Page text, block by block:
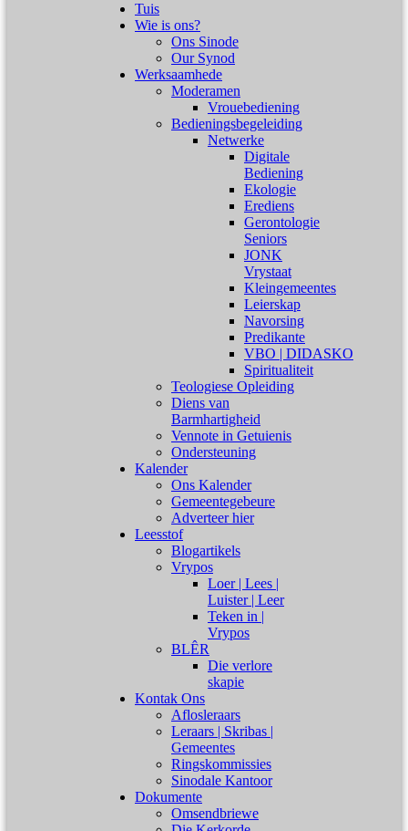
Tuis
Wie is ons?
Ons Sinode
Our Synod
Werksaamhede
Moderamen
Vrouebediening
Bedieningsbegeleiding
Netwerke
Digitale
Bediening
Ekologie
Erediens
Gerontologie
Seniors
JONK
Vrystaat
Kleingemeentes
Leierskap
Navorsing
Predikante
VBO | DIDASKO
Spiritualiteit
Teologiese Opleiding
Diens van
Barmhartigheid
Vennote in Getuienis
Ondersteuning
Kalender
Ons Kalender
Gemeentegebeure
Adverteer hier
Leesstof
Blogartikels
Vrypos
Loer | Lees |
Luister | Leer
Teken in |
Vrypos
BLÊR
Die verlore
skapie
Kontak Ons
Aflosleraars
Leraars | Skribas |
Gemeentes
Ringskommissies
Sinodale Kantoor
Dokumente
Omsendbriewe